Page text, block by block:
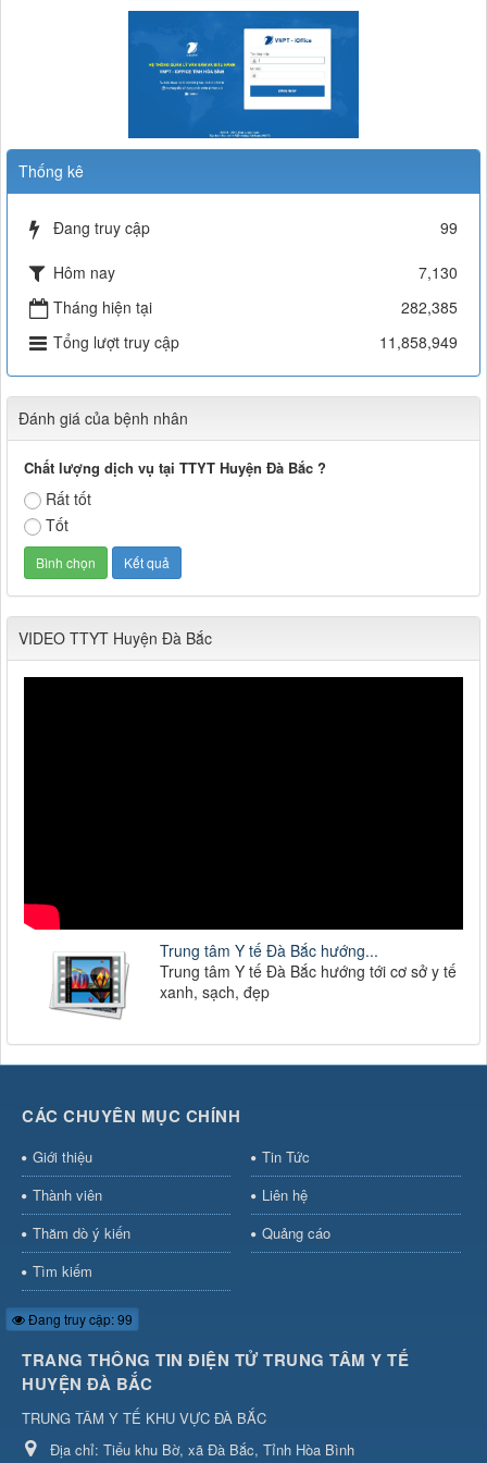
Thống kê
Đang truy cập 99
Hôm nay
7,130
Tháng hiện tại
282,385
Tổng lượt truy cập
11,858,949
Đánh giá của bệnh nhân
Chất lượng dịch vụ tại TTYT Huyện Đà Bắc ?
Rất tốt
Tốt
VIDEO TTYT Huyện Đà Bắc
Trung tâm Y tế Đà Bắc hướng...
Trung tâm Y tế Đà Bắc hướng tới cơ sở y tế
xanh, sạch, đẹp
CÁC CHUYÊN MỤC CHÍNH
Giới thiệu
Tin Tức
Thành viên
Liên hệ
Thăm dò ý kiến
Quảng cáo
Tìm kiếm
Đang truy cập: 99
TRANG THÔNG TIN ĐIỆN TỬ TRUNG TÂM Y TẾ
HUYỆN ĐÀ BẮC
TRUNG TÂM Y TẾ KHU VỰC ĐÀ BẮC
Địa chỉ: Tiểu khu Bờ, xã Đà Bắc, Tỉnh Hòa Bình